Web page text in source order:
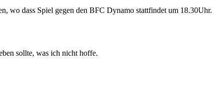
wo dass Spiel gegen den BFC Dynamo stattfindet um
sollte, was ich nicht hoffe.